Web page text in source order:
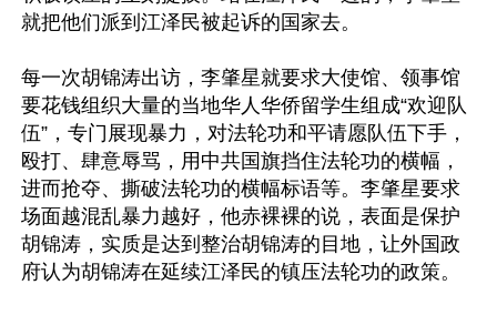
就把他们派到江泽民被起诉的国家去。
每一次胡锦涛出访，李肇星就要求大使馆、领事馆
要花钱组织大量的当地华人华侨留学生组成“欢迎队
伍”，专门展现暴力，对法轮功和平请愿队伍下手，
殴打、肆意辱骂，用中共国旗挡住法轮功的横幅，
进而抢夺、撕破法轮功的横幅标语等。李肇星要求
场面越混乱暴力越好，他赤裸裸的说，表面是保护
胡锦涛，实质是达到整治胡锦涛的目地，让外国政
府认为胡锦涛在延续江泽民的镇压法轮功的政策。